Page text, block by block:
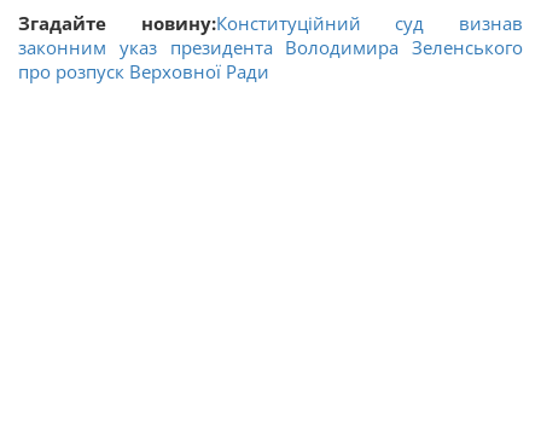
Згадайте новину:Конституційний суд визнав
законним указ президента Володимира Зеленського
про розпуск Верховної Ради